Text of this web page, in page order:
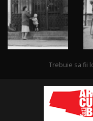
Trebuie sa fii